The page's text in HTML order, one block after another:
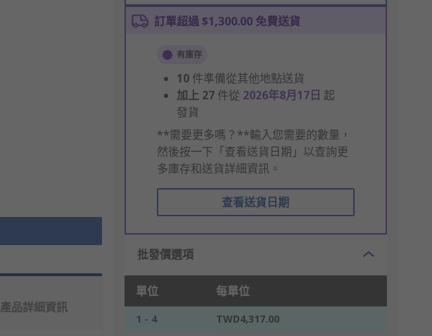
訂單超過 $1,300.00 免費送貨
有庫存
10 件準備從其他地點送貨
加上 27 件從 2026年8月17日 起
發貨
**需要更多嗎？**輸入您需要的數量，
然後按一下「查看送貨日期」以查詢更
多庫存和送貨詳細資訊。
查看送貨日期
批發價選項
單位 每單位
1 - 4
TWD4,317.00
產品詳細資訊